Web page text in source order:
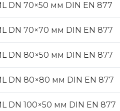
DN 70×50 мм DIN EN 877
DN 70×70 мм DIN EN 877
DN 80×50 мм DIN EN 877
DN 80×80 мм DIN EN 877
DN 100×50 мм DIN EN 877